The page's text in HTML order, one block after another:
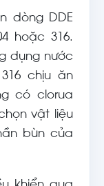
dòng DDE
hoặc 316.
dụng nước
chịu ăn
có clorua
vật liệu
bùn của